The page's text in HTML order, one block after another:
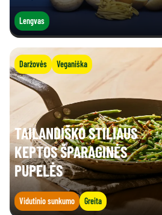
Lengvas
Daržovės Veganiška
TAILANDIŠKO STILIAUS
KEPTOS ŠPARAGINĖS
PUPELĖS
Vidutinio sunkumo Greita